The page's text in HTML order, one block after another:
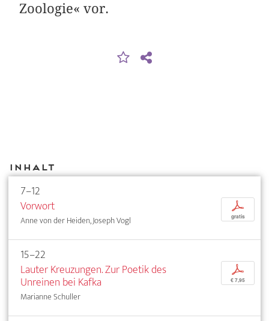
Zoologie« vor.
Inhalt
7–12
Vorwort
Anne von der Heiden, Joseph Vogl
p
gratis
15–22
Lauter Kreuzungen. Zur Poetik des
Unreinen bei Kafka
Marianne Schuller
p
€ 7,95